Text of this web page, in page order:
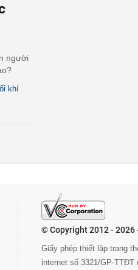
người
khí
© Copyright 2012 - 2026
Giấy phép thiết lập trang
internet số 3321/GP-